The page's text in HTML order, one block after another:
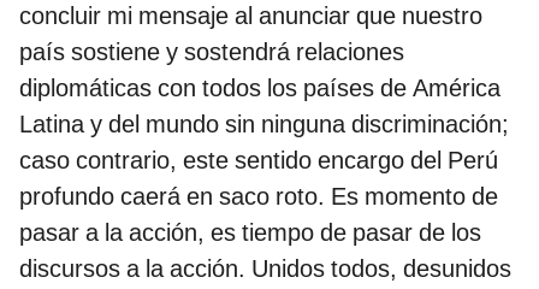
concluir mi mensaje al anunciar que nuestro
país sostiene y sostendrá relaciones
diplomáticas con todos los países de América
Latina y del mundo sin ninguna discriminación;
caso contrario, este sentido encargo del Perú
profundo caerá en saco roto. Es momento de
pasar a la acción, es tiempo de pasar de los
discursos a la acción. Unidos todos, desunidos